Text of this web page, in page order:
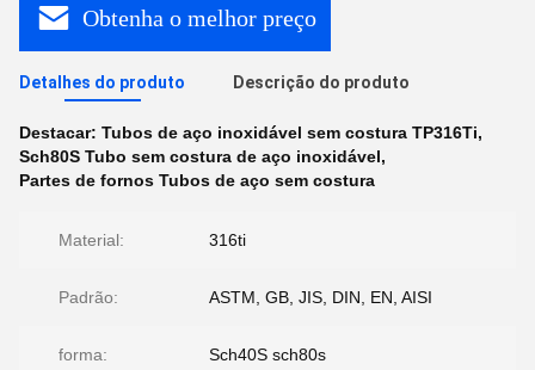
Obtenha o melhor preço
Detalhes do produto Descrição do produto
Destacar: Tubos de aço inoxidável sem costura TP316Ti,
Sch80S Tubo sem costura de aço inoxidável,
Partes de fornos Tubos de aço sem costura
Material: 316ti
Padrão: ASTM, GB, JIS, DIN, EN, AISI
forma: Sch40S sch80s